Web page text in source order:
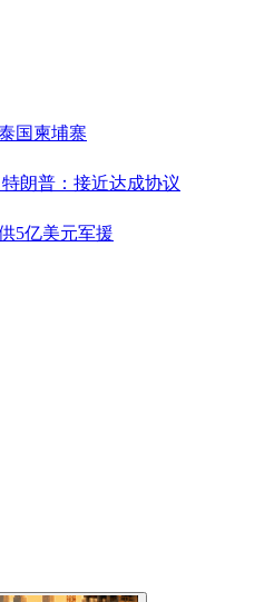
国柬埔寨
朗普：接近达成协议
5亿美元军援